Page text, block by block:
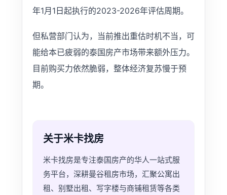
年1月1日起执行的2023-2026年评估周期。
但私营部门认为，当前推出重估时机不当，可
能给本已疲弱的泰国房产市场带来额外压力。
目前购买力依然脆弱，整体经济复苏慢于预
期。
关于米卡找房
米卡找房是专注泰国房产的华人一站式服
务平台，深耕曼谷租房市场，汇聚公寓出
租、别墅出租、写字楼与商铺租赁等各类